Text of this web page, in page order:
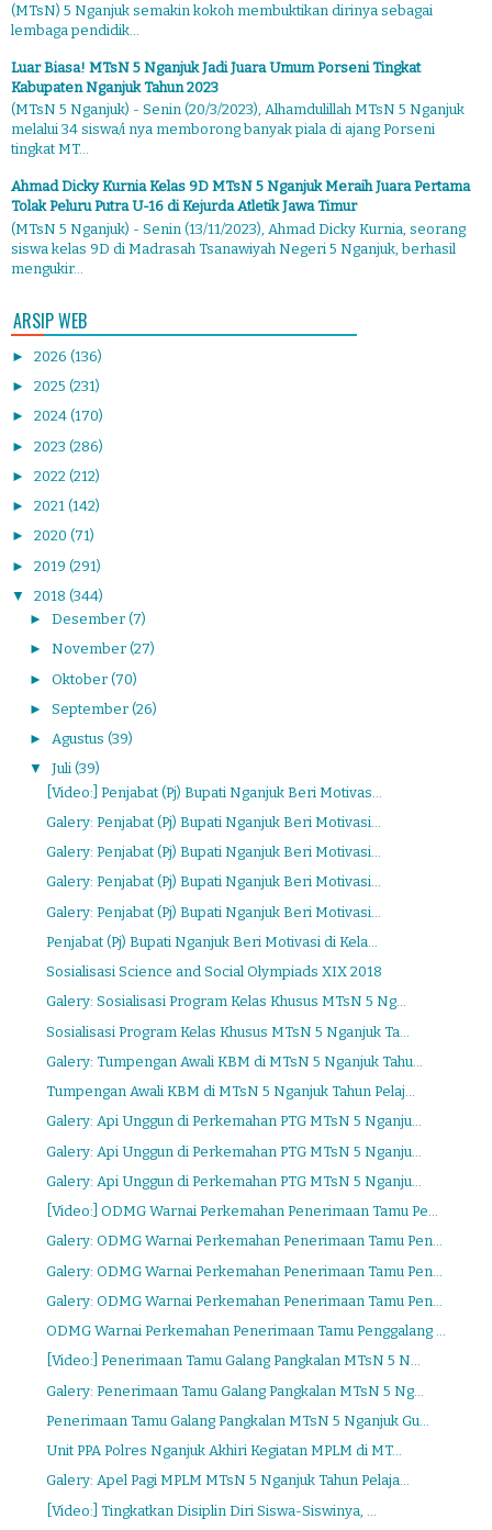
(MTsN) 5 Nganjuk semakin kokoh membuktikan dirinya sebagai
lembaga pendidik...
Luar Biasa! MTsN 5 Nganjuk Jadi Juara Umum Porseni Tingkat
Kabupaten Nganjuk Tahun 2023
(MTsN 5 Nganjuk) - Senin (20/3/2023), Alhamdulillah MTsN 5 Nganjuk
melalui 34 siswa/i nya memborong banyak piala di ajang Porseni
tingkat MT...
Ahmad Dicky Kurnia Kelas 9D MTsN 5 Nganjuk Meraih Juara Pertama
Tolak Peluru Putra U-16 di Kejurda Atletik Jawa Timur
(MTsN 5 Nganjuk) - Senin (13/11/2023), Ahmad Dicky Kurnia, seorang
siswa kelas 9D di Madrasah Tsanawiyah Negeri 5 Nganjuk, berhasil
mengukir...
ARSIP WEB
► 2026 (136)
► 2025 (231)
► 2024 (170)
► 2023 (286)
► 2022 (212)
► 2021 (142)
► 2020 (71)
► 2019 (291)
▼ 2018 (344)
► Desember (7)
► November (27)
► Oktober (70)
► September (26)
► Agustus (39)
▼ Juli (39)
[Video:] Penjabat (Pj) Bupati Nganjuk Beri Motivas...
Galery: Penjabat (Pj) Bupati Nganjuk Beri Motivasi...
Galery: Penjabat (Pj) Bupati Nganjuk Beri Motivasi...
Galery: Penjabat (Pj) Bupati Nganjuk Beri Motivasi...
Galery: Penjabat (Pj) Bupati Nganjuk Beri Motivasi...
Penjabat (Pj) Bupati Nganjuk Beri Motivasi di Kela...
Sosialisasi Science and Social Olympiads XIX 2018
Galery: Sosialisasi Program Kelas Khusus MTsN 5 Ng...
Sosialisasi Program Kelas Khusus MTsN 5 Nganjuk Ta...
Galery: Tumpengan Awali KBM di MTsN 5 Nganjuk Tahu...
Tumpengan Awali KBM di MTsN 5 Nganjuk Tahun Pelaj...
Galery: Api Unggun di Perkemahan PTG MTsN 5 Nganju...
Galery: Api Unggun di Perkemahan PTG MTsN 5 Nganju...
Galery: Api Unggun di Perkemahan PTG MTsN 5 Nganju...
[Video:] ODMG Warnai Perkemahan Penerimaan Tamu Pe...
Galery: ODMG Warnai Perkemahan Penerimaan Tamu Pen...
Galery: ODMG Warnai Perkemahan Penerimaan Tamu Pen...
Galery: ODMG Warnai Perkemahan Penerimaan Tamu Pen...
ODMG Warnai Perkemahan Penerimaan Tamu Penggalang ...
[Video:] Penerimaan Tamu Galang Pangkalan MTsN 5 N...
Galery: Penerimaan Tamu Galang Pangkalan MTsN 5 Ng...
Penerimaan Tamu Galang Pangkalan MTsN 5 Nganjuk Gu...
Unit PPA Polres Nganjuk Akhiri Kegiatan MPLM di MT...
Galery: Apel Pagi MPLM MTsN 5 Nganjuk Tahun Pelaja...
[Video:] Tingkatkan Disiplin Diri Siswa-Siswinya, ...